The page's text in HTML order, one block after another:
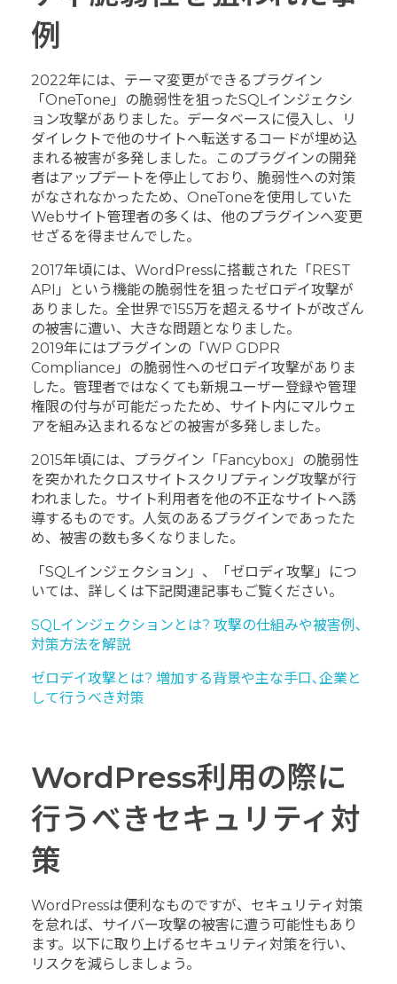
例
2022年には、テーマ変更ができるプラグイン
「OneTone」の脆弱性を狙ったSQLインジェクシ
ョン攻撃がありました。データベースに侵入し、リ
ダイレクトで他のサイトへ転送するコードが埋め込
まれる被害が多発しました。このプラグインの開発
者はアップデートを停止しており、脆弱性への対策
がなされなかったため、OneToneを使用していた
Webサイト管理者の多くは、他のプラグインへ変更
せざるを得ませんでした。
2017年頃には、WordPressに搭載された「REST
API」という機能の脆弱性を狙ったゼロデイ攻撃が
ありました。全世界で155万を超えるサイトが改ざん
の被害に遭い、大きな問題となりました。
2019年にはプラグインの「WP GDPR
Compliance」の脆弱性へのゼロデイ攻撃がありま
した。管理者ではなくても新規ユーザー登録や管理
権限の付与が可能だったため、サイト内にマルウェ
アを組み込まれるなどの被害が多発しました。
2015年頃には、プラグイン「Fancybox」の脆弱性
を突かれたクロスサイトスクリプティング攻撃が行
われました。サイト利用者を他の不正なサイトへ誘
導するものです。人気のあるプラグインであったた
め、被害の数も多くなりました。
「SQLインジェクション」、「ゼロディ攻撃」につ
いては、詳しくは下記関連記事もご覧ください。
SQLインジェクションとは? 攻撃の仕組みや被害例､
対策方法を解説
ゼロデイ攻撃とは? 増加する背景や主な手口､企業と
して行うべき対策
WordPress利用の際に
行うべきセキュリティ対
策
WordPressは便利なものですが、セキュリティ対策
を怠れば、サイバー攻撃の被害に遭う可能性もあり
ます。以下に取り上げるセキュリティ対策を行い、
リスクを減らしましょう。